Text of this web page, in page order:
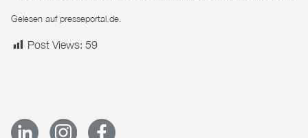
Gelesen aufpresseportal.de
Post Views: 59